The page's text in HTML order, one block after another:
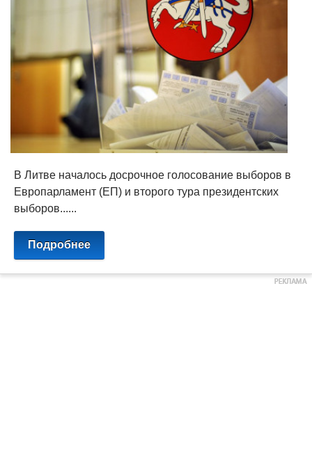
В Литве началось досрочное голосование выборов в
Европарламент (ЕП) и второго тура президентских
выборов......
Подробнее